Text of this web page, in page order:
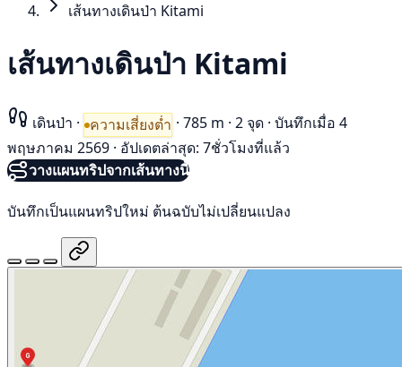
เส้นทางเดินป่า Kitami
เส้นทางเดินป่า Kitami
เดินป่า · ความเสี่ยงต่ำ · 785 m · 2 จุด · บันทึกเมื่อ 4
พฤษภาคม 2569 · อัปเดตล่าสุด: 7ชั่วโมงที่แล้ว
วางแผนทริปจากเส้นทางนี้
บันทึกเป็นแผนทริปใหม่ ต้นฉบับไม่เปลี่ยนแปลง